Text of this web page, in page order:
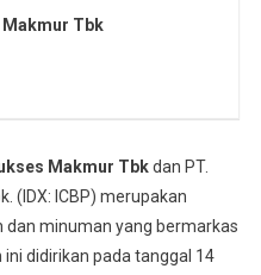
Makmur Tbk
Makmur Tbkdan PT.
(IDX: ICBP) merupakan
dan minuman yang bermarkas
didirikan pada tanggal 14